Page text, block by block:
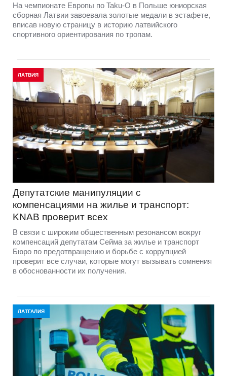
На чемпионате Европы по Taku-O в Польше юниорская
сборная Латвии завоевала золотые медали в эстафете,
вписав новую страницу в историю латвийского
спортивного ориентирования по тропам.
ЛАТВИЯ
Депутатские манипуляции с
компенсациями на жилье и транспорт:
KNAB проверит всех
В связи с широким общественным резонансом вокруг
компенсаций депутатам Сейма за жилье и транспорт
Бюро по предотвращению и борьбе с коррупцией
проверит все случаи, которые могут вызывать сомнения
в обоснованности их получения.
ЛАТГАЛИЯ